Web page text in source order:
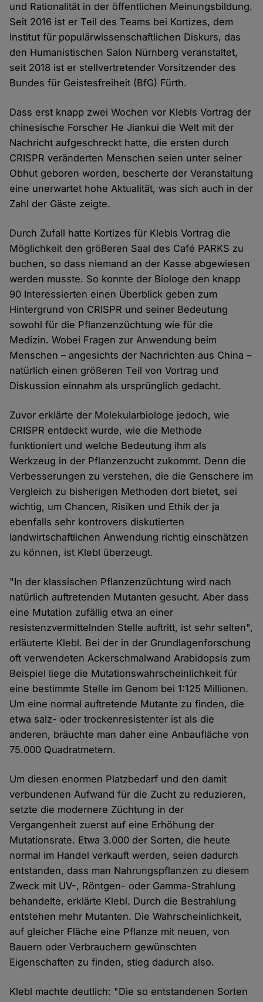
und Rationalität in der öffentlichen Meinungsbildung.
Seit 2016 ist er Teil des Teams bei Kortizes, dem
Institut für populärwissenschaftlichen Diskurs, das
den Humanistischen Salon Nürnberg veranstaltet,
seit 2018 ist er stellvertretender Vorsitzender des
Bundes für Geistesfreiheit (BfG) Fürth.
Dass erst knapp zwei Wochen vor Klebls Vortrag der
chinesische Forscher He Jiankui die Welt mit der
Nachricht aufgeschreckt hatte, die ersten durch
CRISPR veränderten Menschen seien unter seiner
Obhut geboren worden, bescherte der Veranstaltung
eine unerwartet hohe Aktualität, was sich auch in der
Zahl der Gäste zeigte.
Durch Zufall hatte Kortizes für Klebls Vortrag die
Möglichkeit den größeren Saal des Café PARKS zu
buchen, so dass niemand an der Kasse abgewiesen
werden musste. So konnte der Biologe den knapp
90 Interessierten einen Überblick geben zum
Hintergrund von CRISPR und seiner Bedeutung
sowohl für die Pflanzenzüchtung wie für die
Medizin. Wobei Fragen zur Anwendung beim
Menschen – angesichts der Nachrichten aus China –
natürlich einen größeren Teil von Vortrag und
Diskussion einnahm als ursprünglich gedacht.
Zuvor erklärte der Molekularbiologe jedoch, wie
CRISPR entdeckt wurde, wie die Methode
funktioniert und welche Bedeutung ihm als
Werkzeug in der Pflanzenzucht zukommt. Denn die
Verbesserungen zu verstehen, die die Genschere im
Vergleich zu bisherigen Methoden dort bietet, sei
wichtig, um Chancen, Risiken und Ethik der ja
ebenfalls sehr kontrovers diskutierten
landwirtschaftlichen Anwendung richtig einschätzen
zu können, ist Klebl überzeugt.
"In der klassischen Pflanzenzüchtung wird nach
natürlich auftretenden Mutanten gesucht. Aber dass
eine Mutation zufällig etwa an einer
resistenzvermittelnden Stelle auftritt, ist sehr selten",
erläuterte Klebl. Bei der in der Grundlagenforschung
oft verwendeten Ackerschmalwand Arabidopsis zum
Beispiel liege die Mutationswahrscheinlichkeit für
eine bestimmte Stelle im Genom bei 1:125 Millionen.
Um eine normal auftretende Mutante zu finden, die
etwa salz- oder trockenresistenter ist als die
anderen, bräuchte man daher eine Anbaufläche von
75.000 Quadratmetern.
Um diesen enormen Platzbedarf und den damit
verbundenen Aufwand für die Zucht zu reduzieren,
setzte die modernere Züchtung in der
Vergangenheit zuerst auf eine Erhöhung der
Mutationsrate. Etwa 3.000 der Sorten, die heute
normal im Handel verkauft werden, seien dadurch
entstanden, dass man Nahrungspflanzen zu diesem
Zweck mit UV-, Röntgen- oder Gamma-Strahlung
behandelte, erklärte Klebl. Durch die Bestrahlung
entstehen mehr Mutanten. Die Wahrscheinlichkeit,
auf gleicher Fläche eine Pflanze mit neuen, von
Bauern oder Verbrauchern gewünschten
Eigenschaften zu finden, stieg dadurch also.
Klebl machte deutlich: "Die so entstandenen Sorten